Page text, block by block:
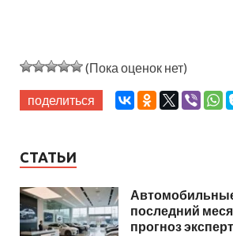
(Пока оценок нет)
поделиться
СТАТЬИ
последний
прогноз